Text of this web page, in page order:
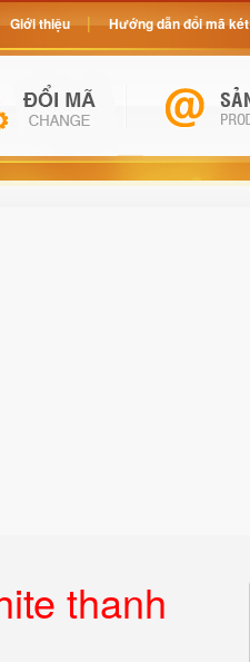
thanh
Giới thiệu Hướng dẫn đổi mã két